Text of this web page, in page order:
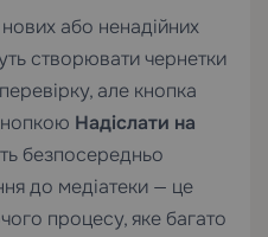
або ненадійних
створювати чернетки
але кнопка
Надіслати на
безпосередньо
до медіатеки — це
процесу, яке багато